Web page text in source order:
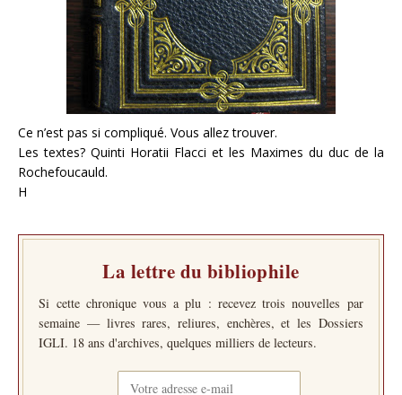
Ce n’est pas si compliqué. Vous allez trouver.
Les textes? Quinti Horatii Flacci et les Maximes du duc de la
Rochefoucauld.
H
La lettre du bibliophile
Si cette chronique vous a plu : recevez trois nouvelles par
semaine — livres rares, reliures, enchères, et les Dossiers
IGLI. 18 ans d'archives, quelques milliers de lecteurs.